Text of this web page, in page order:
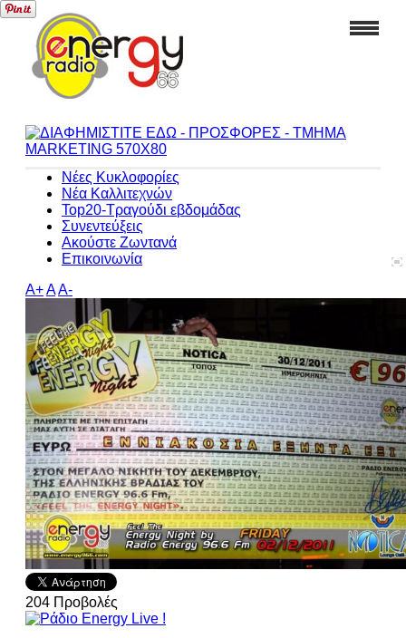
Νέες Κυκλοφορίες
Νέα Καλλιτεχνών
Top20-Τραγούδι εβδομάδας
Συνεντεύξεις
Ακούστε Ζωντανά
Επικοινωνία
A+AA-
204 Προβολές